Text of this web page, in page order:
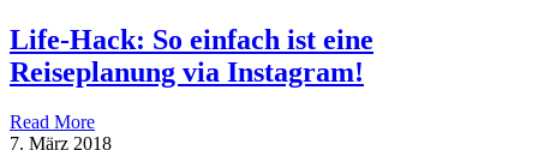
Life-Hack: So einfach ist eine
Reiseplanung via Instagram!
Read More
7. März 2018